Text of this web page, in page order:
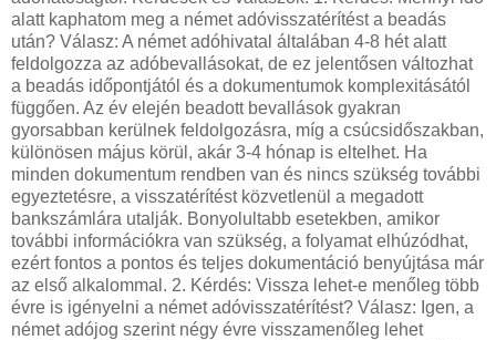
alatt kaphatom meg a német adóvisszatérítést a beadás
után? Válasz: A német adóhivatal általában 4-8 hét alatt
feldolgozza az adóbevallásokat, de ez jelentősen változhat
a beadás időpontjától és a dokumentumok komplexitásától
függően. Az év elején beadott bevallások gyakran
gyorsabban kerülnek feldolgozásra, míg a csúcsidőszakban,
különösen május körül, akár 3-4 hónap is eltelhet. Ha
minden dokumentum rendben van és nincs szükség további
egyeztetésre, a visszatérítést közvetlenül a megadott
bankszámlára utalják. Bonyolultabb esetekben, amikor
további információkra van szükség, a folyamat elhúzódhat,
ezért fontos a pontos és teljes dokumentáció benyújtása már
az első alkalommal. 2. Kérdés: Vissza lehet-e menőleg több
évre is igényelni a német adóvisszatérítést? Válasz: Igen, a
német adójog szerint négy évre visszamenőleg lehet